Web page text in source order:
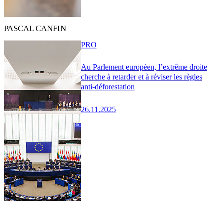
PASCAL CANFIN
Au Parlement européen, l’extrême droite
cherche à retarder et à réviser les règles
anti-déforestation
26.11.2025
PRO